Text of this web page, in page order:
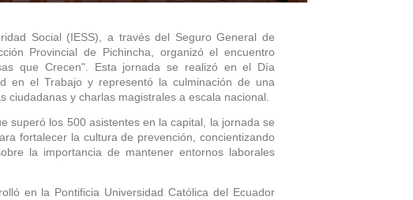
Social (IESS), a través del Seguro General de
Provincial de Pichincha, organizó el encuentro
que Crecen". Esta jornada se realizó en el Día
en el Trabajo y representó la culminación de una
ciudadanas y charlas magistrales a escala nacional.
superó los 500 asistentes en la capital, la jornada se
fortalecer la cultura de prevención, concientizando
la importancia de mantener entornos laborales
en la Pontificia Universidad Católica del Ecuador